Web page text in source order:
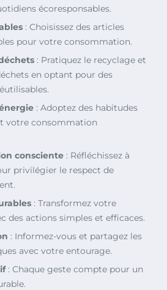
écoresponsables.
: Choisissez des articles
pour votre consommation.
: Pratiquez le recyclage et
en optant pour des
: Adoptez des habitudes
votre consommation
consciente : Réfléchissez à
privilégier le respect de
: Transformez votre
des actions simples et efficaces.
: Informez-vous et partagez les
avec votre entourage.
: Chaque geste compte pour un